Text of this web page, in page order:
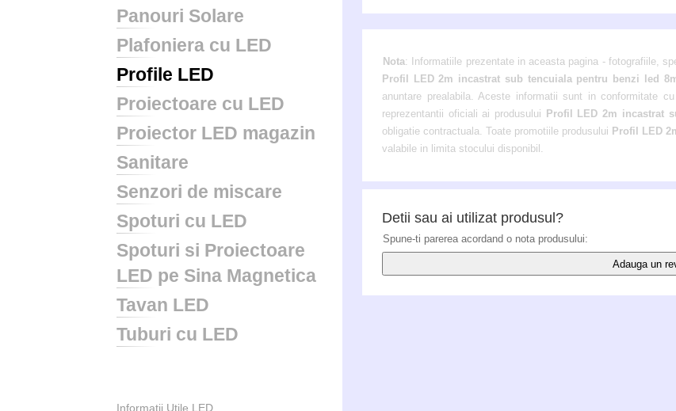
Panouri Solare
Plafoniera cu LED
Profile LED
Proiectoare cu LED
Proiector LED magazin
Sanitare
Senzori de miscare
Spoturi cu LED
Spoturi si Proiectoare
LED pe Sina Magnetica
Tavan LED
Tuburi cu LED
Informatii Utile LED
Nota: Informatiile prezentate in aceasta pagina - fotografiile,
Profil LED 2m incastrat sub tencuiala pentru benzi led
anuntare prealabila. Aceste informatii sunt in conformitate
reprezentantii oficiali ai produsului
Profil LED 2m incastrat
obligatie contractuala. Toate promotiile produsului Profil LED
valabile in limita stocului disponibil.
Detii sau ai utilizat produsul?
Spune-ti parerea acordand o nota produsului:
Adauga un